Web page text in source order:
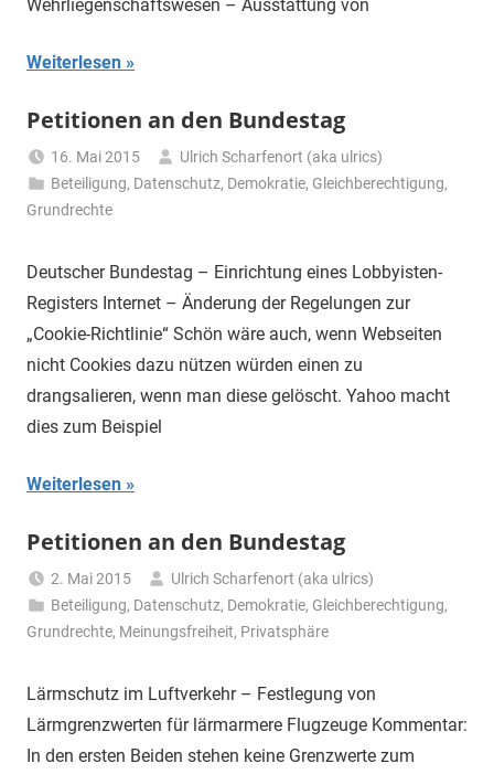
Wehrliegenschaftswesen – Ausstattung von
Weiterlesen
Petitionen an den Bundestag
16. Mai 2015
Ulrich Scharfenort (aka ulrics)
Beteiligung, Datenschutz, Demokratie, Gleichberechtigung,
Grundrechte
Deutscher Bundestag – Einrichtung eines Lobbyisten-
Registers Internet – Änderung der Regelungen zur
„Cookie-Richtlinie“ Schön wäre auch, wenn Webseiten
nicht Cookies dazu nützen würden einen zu
drangsalieren, wenn man diese gelöscht. Yahoo macht
dies zum Beispiel
Weiterlesen
Petitionen an den Bundestag
2. Mai 2015
Ulrich Scharfenort (aka ulrics)
Beteiligung, Datenschutz, Demokratie, Gleichberechtigung,
Grundrechte, Meinungsfreiheit, Privatsphäre
Lärmschutz im Luftverkehr – Festlegung von
Lärmgrenzwerten für lärmarmere Flugzeuge Kommentar:
In den ersten Beiden stehen keine Grenzwerte zum